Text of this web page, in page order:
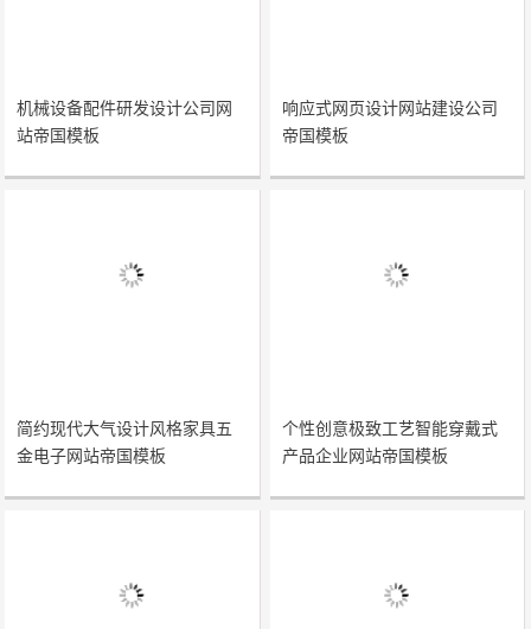
机械设备配件研发设计公司网
站帝国模板
响应式网页设计网站建设公司
帝国模板
简约现代大气设计风格家具五
金电子网站帝国模板
个性创意极致工艺智能穿戴式
产品企业网站帝国模板